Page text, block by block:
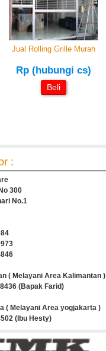
Jual Rolling Grille Murah
Rp (hubungi cs)
Beli
:
300
No.1
( Melayani Area Kalimantan )
(Bapak Farid)
( Melayani Area yogjakarta )
(Ibu Hesty)